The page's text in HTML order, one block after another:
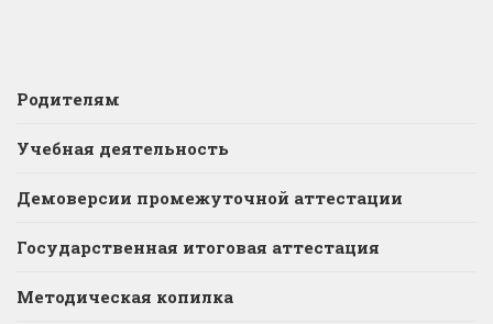
Родителям
Учебная деятельность
Демоверсии промежуточной аттестации
Государственная итоговая аттестация
Методическая копилка